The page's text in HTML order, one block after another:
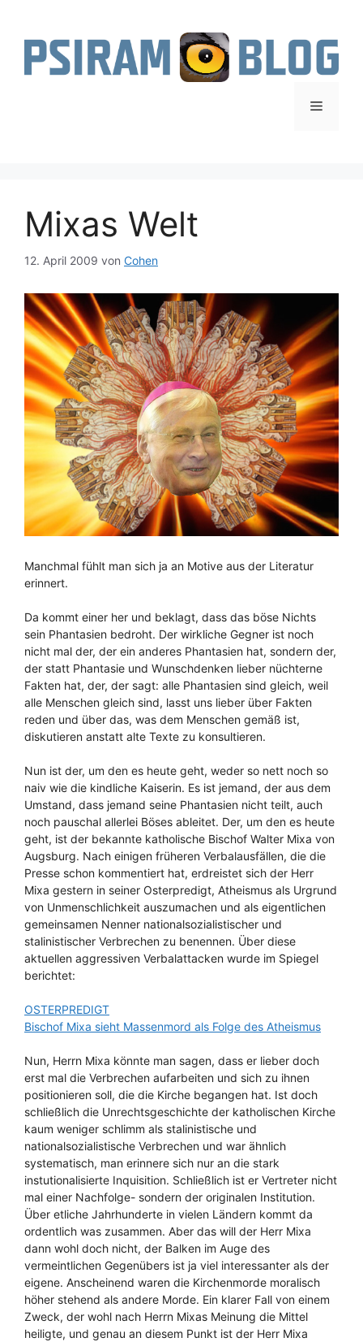
springen
Menü
Mixas Welt
12. April 2009 von Cohen
Manchmal fühlt man sich ja an Motive aus der Literatur
erinnert.
Da kommt einer her und beklagt, dass das böse Nichts
sein Phantasien bedroht. Der wirkliche Gegner ist noch
nicht mal der, der ein anderes Phantasien hat, sondern der,
der statt Phantasie und Wunschdenken lieber nüchterne
Fakten hat, der, der sagt: alle Phantasien sind gleich, weil
alle Menschen gleich sind, lasst uns lieber über Fakten
reden und über das, was dem Menschen gemäß ist,
diskutieren anstatt alte Texte zu konsultieren.
Nun ist der, um den es heute geht, weder so nett noch so
naiv wie die kindliche Kaiserin. Es ist jemand, der aus dem
Umstand, dass jemand seine Phantasien nicht teilt, auch
noch pauschal allerlei Böses ableitet. Der, um den es heute
geht, ist der bekannte katholische Bischof Walter Mixa von
Augsburg. Nach einigen früheren Verbalausfällen, die die
Presse schon kommentiert hat, erdreistet sich der Herr
Mixa gestern in seiner Osterpredigt, Atheismus als Urgrund
von Unmenschlichkeit auszumachen und als eigentlichen
gemeinsamen Nenner nationalsozialistischer und
stalinistischer Verbrechen zu benennen. Über diese
aktuellen aggressiven Verbalattacken wurde im Spiegel
berichtet:
OSTERPREDIGT
Bischof Mixa sieht Massenmord als Folge des Atheismus
Nun, Herrn Mixa könnte man sagen, dass er lieber doch
erst mal die Verbrechen aufarbeiten und sich zu ihnen
positionieren soll, die die Kirche begangen hat. Ist doch
schließlich die Unrechtsgeschichte der katholischen Kirche
kaum weniger schlimm als stalinistische und
nationalsozialistische Verbrechen und war ähnlich
systematisch, man erinnere sich nur an die stark
instutionalisierte Inquisition. Schließlich ist er Vertreter nicht
mal einer Nachfolge- sondern der originalen Institution.
Über etliche Jahrhunderte in vielen Ländern kommt da
ordentlich was zusammen. Aber das will der Herr Mixa
dann wohl doch nicht, der Balken im Auge des
vermeintlichen Gegenübers ist ja viel interessanter als der
eigene. Anscheinend waren die Kirchenmorde moralisch
höher stehend als andere Morde. Ein klarer Fall von einem
Zweck, der wohl nach Herrn Mixas Meinung die Mittel
heiligte, und genau an diesem Punkt ist der Herr Mixa